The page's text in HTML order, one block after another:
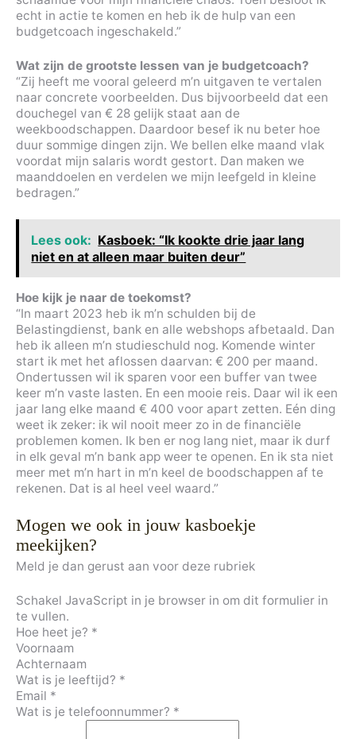
echt in actie te komen en heb ik de hulp van een
budgetcoach ingeschakeld.”
Wat zijn de grootste lessen van je budgetcoach?
“Zij heeft me vooral geleerd m’n uitgaven te vertalen
naar concrete voorbeelden. Dus bijvoorbeeld dat een
douchegel van € 28 gelijk staat aan de
weekboodschappen. Daardoor besef ik nu beter hoe
duur sommige dingen zijn. We bellen elke maand vlak
voordat mijn salaris wordt gestort. Dan maken we
maanddoelen en verdelen we mijn leefgeld in kleine
bedragen.”
Lees ook: Kasboek: “Ik kookte drie jaar lang
niet en at alleen maar buiten deur”
Hoe kijk je naar de toekomst?
“In maart 2023 heb ik m’n schulden bij de
Belastingdienst, bank en alle webshops afbetaald. Dan
heb ik alleen m’n studieschuld nog. Komende winter
start ik met het aflossen daarvan: € 200 per maand.
Ondertussen wil ik sparen voor een buffer van twee
keer m’n vaste lasten. En een mooie reis. Daar wil ik een
jaar lang elke maand € 400 voor apart zetten. Eén ding
weet ik zeker: ik wil nooit meer zo in de financiële
problemen komen. Ik ben er nog lang niet, maar ik durf
in elk geval m’n bank app weer te openen. En ik sta niet
meer met m’n hart in m’n keel de boodschappen af te
rekenen. Dat is al heel veel waard.”
Mogen we ook in jouw kasboekje
meekijken?
Meld je dan gerust aan voor deze rubriek
Schakel JavaScript in je browser in om dit formulier in
te vullen.
Hoe heet je? *
Voornaam
Achternaam
Wat is je leeftijd? *
Email *
Wat is je telefoonnummer? *